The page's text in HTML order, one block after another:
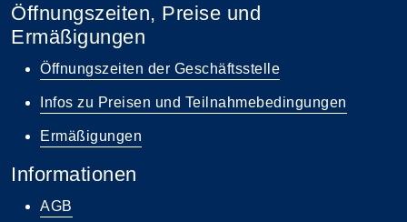
Öffnungszeiten, Preise und
Ermäßigungen
Öffnungszeiten der Geschäftsstelle
Infos zu Preisen und Teilnahmebedingungen
Ermäßigungen
Informationen
AGB